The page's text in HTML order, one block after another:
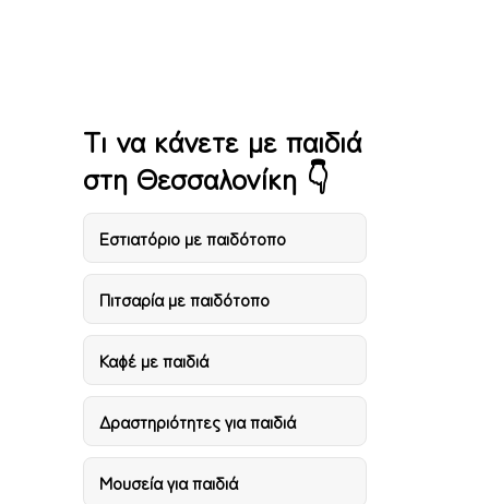
Τι να κάνετε με παιδιά
στη Θεσσαλονίκη 👇
Eστιατόριο με παιδότοπο
Πιτσαρία με παιδότοπο
Καφέ με παιδιά
Δραστηριότητες για παιδιά
Μουσεία για παιδιά